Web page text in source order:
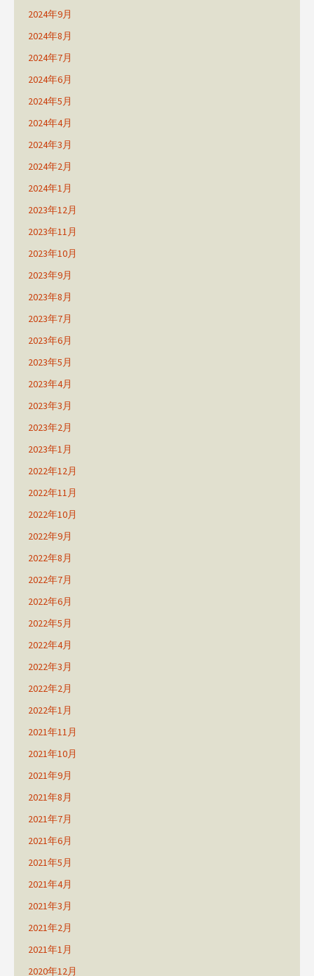
2024年9月
2024年8月
2024年7月
2024年6月
2024年5月
2024年4月
2024年3月
2024年2月
2024年1月
2023年12月
2023年11月
2023年10月
2023年9月
2023年8月
2023年7月
2023年6月
2023年5月
2023年4月
2023年3月
2023年2月
2023年1月
2022年12月
2022年11月
2022年10月
2022年9月
2022年8月
2022年7月
2022年6月
2022年5月
2022年4月
2022年3月
2022年2月
2022年1月
2021年11月
2021年10月
2021年9月
2021年8月
2021年7月
2021年6月
2021年5月
2021年4月
2021年3月
2021年2月
2021年1月
2020年12月